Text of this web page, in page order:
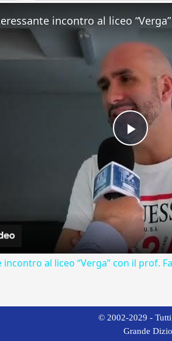
Play
Video
al liceo “Verga” con il prof.
© 2002-2029 -
Grande